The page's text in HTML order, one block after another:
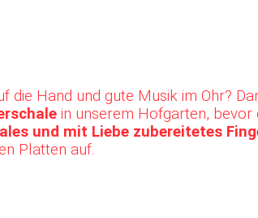
Hand und gute Musik im Ohr?
in unserem Hofgarten, bevor
und mit Liebe zubereitetes
Platten auf.